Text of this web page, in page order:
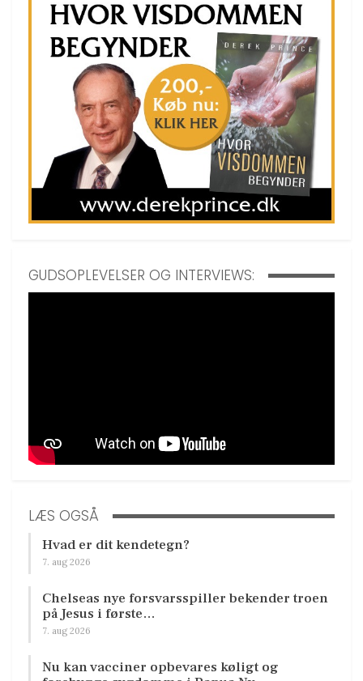
GUDSOPLEVELSER OG INTERVIEWS:
LÆS OGSÅ
Hvad er dit kendetegn?
7. aug 2026
Chelseas nye forsvarsspiller bekender troen
på Jesus i første…
7. aug 2026
Nu kan vacciner opbevares køligt og